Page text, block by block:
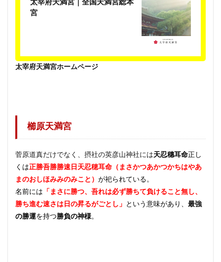
太宰府天満宮｜全国天満宮総本
宮
太宰府天満宮ホームページ
櫛原天満宮
菅原道真だけでなく、摂社の英彦山神社には天忍穗耳命正し
くは正勝吾勝勝速日天忍穂耳命（まさかつあかつかちはやあ
まのおしほみみのみこと） が祀られている。
名前には 「まさに勝つ、吾れは必ず勝ちて負けること無し、
勝ち進む速さは日の昇るがごとし」
という意味があり、 最強
の勝運を持つ勝負の神様。